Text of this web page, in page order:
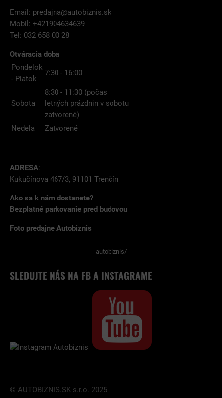
Email: predajna@autobiznis.sk
Mobil: +421904634639
Tel: 032 658 00 28
Otváracia doba
Pondelok
- Piatok
7:30 - 16:00
Sobota
8:30 - 11:30 (počas
letných prázdnin v sobotu
zatvorené)
Nedela
Zatvorené
ADRESA:
Kukučínova 467/3, 91101 Trenčín
Ako sa k nám dostanete?
Bezplatné parkovanie pred budovou
Foto predajne Autobiznis
autobiznis/
SLEDUJTE NÁS NA FB A INSTAGRAME
© AUTOBIZNIS.SK s.r.o. 2025